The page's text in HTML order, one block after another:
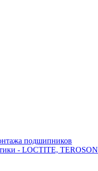
подшипников
- LOCTITE, TEROSON